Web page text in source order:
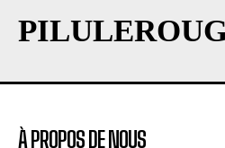
À PROPOS DE NOUS